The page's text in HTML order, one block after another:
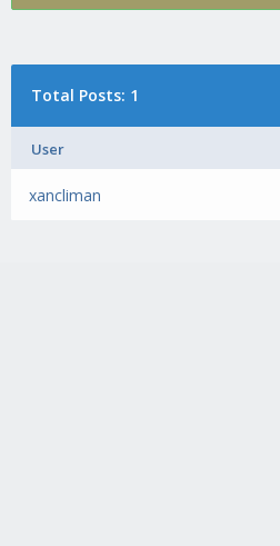
Total Posts: 1
User
xancliman